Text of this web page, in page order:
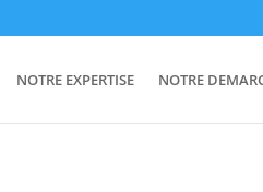
NOTRE EXPERTISE NOTRE